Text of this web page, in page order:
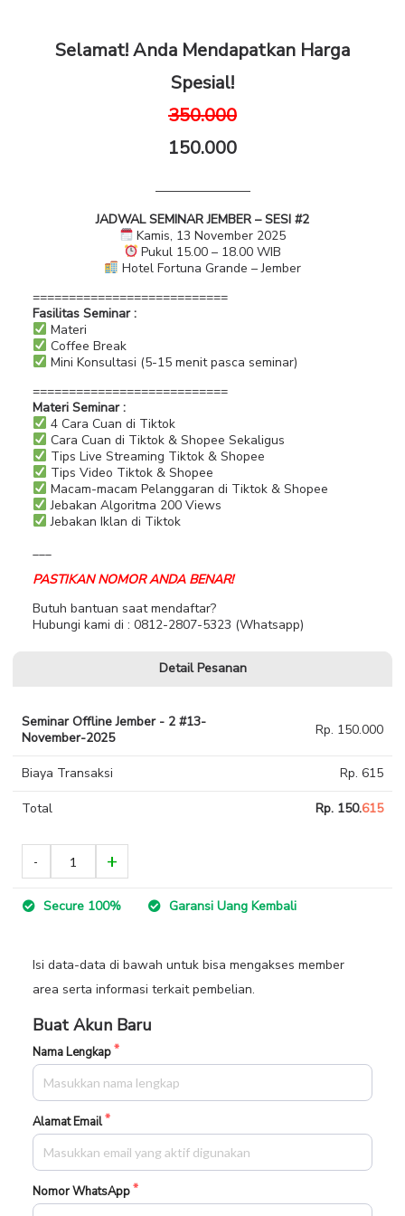
Selamat! Anda Mendapatkan Harga
Spesial!
350.000
150.000
———————–
JADWAL SEMINAR JEMBER – SESI #2
Kamis, 13 November 2025
Pukul 15.00 – 18.00 WIB
Hotel Fortuna Grande – Jember
===========================
Fasilitas Seminar :
Materi
Coffee Break
Mini Konsultasi (5-15 menit pasca seminar)
===========================
Materi Seminar :
4 Cara Cuan di Tiktok
Cara Cuan di Tiktok & Shopee Sekaligus
Tips Live Streaming Tiktok & Shopee
Tips Video Tiktok & Shopee
Macam-macam Pelanggaran di Tiktok & Shopee
Jebakan Algoritma 200 Views
Jebakan Iklan di Tiktok
___
PASTIKAN NOMOR ANDA BENAR!
Butuh bantuan saat mendaftar?
Hubungi kami di : 0812-2807-5323 (Whatsapp)
Detail Pesanan
Seminar Offline Jember - 2 #13-
November-2025
Rp. 150.000
Biaya Transaksi Rp. 615
Total Rp. 150.615
Secure 100% Garansi Uang Kembali
Isi data-data di bawah untuk bisa mengakses member
area serta informasi terkait pembelian.
Buat Akun Baru
Nama Lengkap
Alamat Email
Nomor WhatsApp